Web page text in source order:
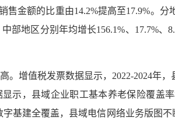
售金额的比重由14.2%提高至17.9%。
部地区分别年均增长156.1%、17.7%
。增值税发票数据显示，2022-2024年
示，县域企业职工基本养老保险覆盖
字基建全覆盖，县域电信网络业务版图